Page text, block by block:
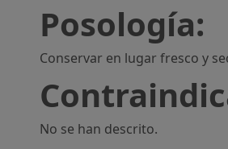
Posología:
Conservar en lugar fresco y
No se han descrito.